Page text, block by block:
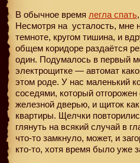
В обычное время легла спать
Несмотря на усталость, мне
темноте, кругом тишина, и
общем коридоре раздаётся
один. Подумалось в первый
электрощитке — автомат
этом роде. У нас маленький
соседями, который
железной дверью, и щиток
квартиры. Щелчки
глянуть на всякий случай в
что-то замкнуло, может, и
кто-то, хотя время было уже